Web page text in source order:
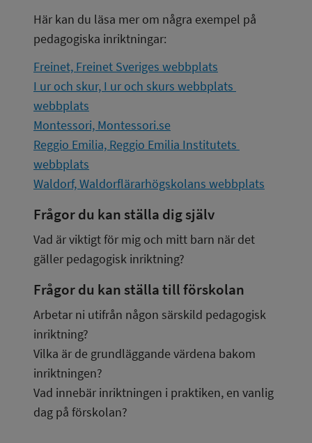
Här kan du läsa mer om några exempel på
pedagogiska inriktningar:
Freinet, Freinet Sveriges webbplats
I ur och skur, I ur och skurs webbplats
webbplats
Montessori, Montessori.se
Reggio Emilia, Reggio Emilia Institutets
webbplats
Waldorf, Waldorflärarhögskolans webbplats
Frågor du kan ställa dig själv
Vad är viktigt för mig och mitt barn när det
gäller pedagogisk inriktning?
Frågor du kan ställa till förskolan
Arbetar ni utifrån någon särskild pedagogisk
inriktning?
Vilka är de grundläggande värdena bakom
inriktningen?
Vad innebär inriktningen i praktiken, en vanlig
dag på förskolan?